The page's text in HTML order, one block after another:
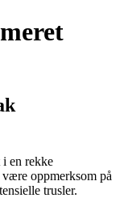
en rekke
oppmerksom på
trusler.